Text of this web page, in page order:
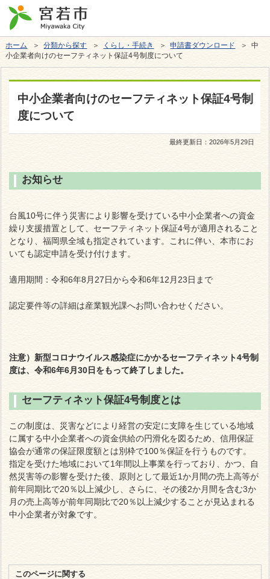
ホーム ＞分類から探す ＞ くらし・手続き ＞申請書ダウンロード
＞ 中
小企業者向けのセーフティネット保証4号制度について
中小企業者向けのセーフティネット保証4号制
度について
最終更新日：2026年5月29日
お知らせ
台風10号に伴う災害により影響を受けている中小企業者への資金
繰り支援措置として、セーフティネット保証4号が適用されること
となり、福岡県全域も指定されています。これに伴い、本市にお
いても認定申請を受け付けます。
適用期間：令和6年8月27日から令和6年12月23日まで
認定要件等の詳細は産業観光課へお問い合わせください。
注意）新型コロナウイルス感染症にかかるセーフティネット4号制
度は、令和6年6月30日をもって終了しました。
セーフティネット保証4号制度とは
この制度は、災害などにより経営の安定に支障を生じている地域
に属する中小企業者への資金供給の円滑化を図るため、信用保証
協会が通常の保証限度額とは別枠で100％保証を行うものです。
指定を受けた地域において1年間以上事業を行っており、かつ、自
然災害等の影響を受けた後、原則として最近1か月間の売上高等が
前年同期比で20％以上減少し、さらに、その後2か月間を含む3か
月の売上高等が前年同期比で20％以上減少することが見込まれる
中小企業者が対象です。
このページに関する